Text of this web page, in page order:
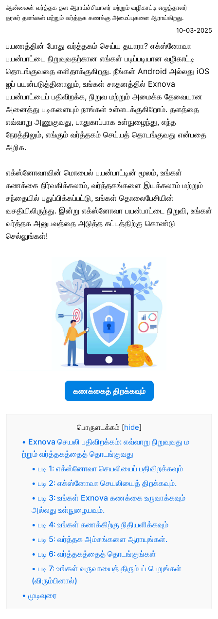
ஆன்லைன் வர்த்தக தள ஆராய்ச்சியாளர் மற்றும் வழிகாட்டி எழுத்தாளர்
தரகர் தளங்கள் மற்றும் வர்த்தக கணக்கு அமைப்புகளை ஆராய்கிறது.
10-03-2025
பயணத்தின் போது வர்த்தகம் செய்ய தயாரா? எக்ஸ்னோவா
பயன்பாட்டை நிறுவுவதற்கான எங்கள் படிப்படியான வழிகாட்டி
தொடங்குவதை எளிதாக்குகிறது. நீங்கள் Android அல்லது iOS
ஐப் பயன்படுத்தினாலும், உங்கள் சாதனத்தில் Exnova
பயன்பாட்டைப் பதிவிறக்க, நிறுவ மற்றும் அமைக்க தேவையான
அனைத்து படிகளையும் நாங்கள் உள்ளடக்குகிறோம். தளத்தை
எவ்வாறு அணுகுவது, பாதுகாப்பாக உள்நுழைந்து, எந்த
நேரத்திலும், எங்கும் வர்த்தகம் செய்யத் தொடங்குவது என்பதை
அறிக.
எக்ஸ்னோவாவின் மொபைல் பயன்பாட்டின் மூலம், உங்கள்
கணக்கை நிர்வகிக்கலாம், வர்த்தகங்களை இயக்கலாம் மற்றும்
சந்தையில் புதுப்பிக்கப்பட்டு, உங்கள் தொலைபேசியின்
வசதியிலிருந்து. இன்று எக்ஸ்னோவா பயன்பாட்டை நிறுவி, உங்கள்
வர்த்தக அனுபவத்தை அடுத்த கட்டத்திற்கு கொண்டு
செல்லுங்கள்!
கணக்கைத் திறக்கவும்
பொருளடக்கம் [hide]
Exnova செயலி பதிவிறக்கம்: எவ்வாறு நிறுவுவது ம
ற்றும் வர்த்தகத்தைத் தொடங்குவது
படி 1: எக்ஸ்னோவா செயலியைப் பதிவிறக்கவும்
படி 2: எக்ஸ்னோவா செயலியைத் திறக்கவும்.
படி 3: உங்கள் Exnova கணக்கை உருவாக்கவும்
அல்லது உள்நுழையவும்.
படி 4: உங்கள் கணக்கிற்கு நிதியளிக்கவும்
படி 5: வர்த்தக அம்சங்களை ஆராயுங்கள்.
படி 6: வர்த்தகத்தைத் தொடங்குங்கள்
படி 7: உங்கள் வருவாயைத் திரும்பப் பெறுங்கள்
(விரும்பினால்)
முடிவுரை